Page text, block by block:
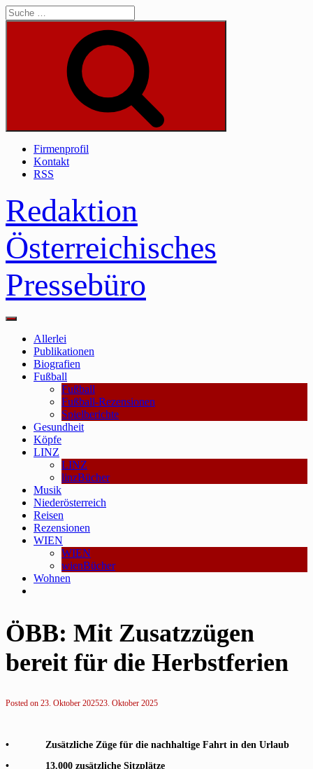
Skip
to
Suche
Firmenprofil
Kontakt
RSS
Redaktion
Österreichisches
Pressebüro
Main
Allerlei
Publikationen
Biografien
Fußball
Fußball
Fußball-Rezensionen
Spielberichte
Gesundheit
Köpfe
LINZ
LINZ
linzBücher
Musik
Niederösterreich
Reisen
Rezensionen
WIEN
WIEN
wienBücher
Wohnen
ÖBB: Mit Zusatzzügen
bereit für die Herbstferien
Posted on 23. Oktober 202523. Oktober 2025
• Zusätzliche Züge für die nachhaltige Fahrt in den Urlaub
• 13.000 zusätzliche Sitzplätze